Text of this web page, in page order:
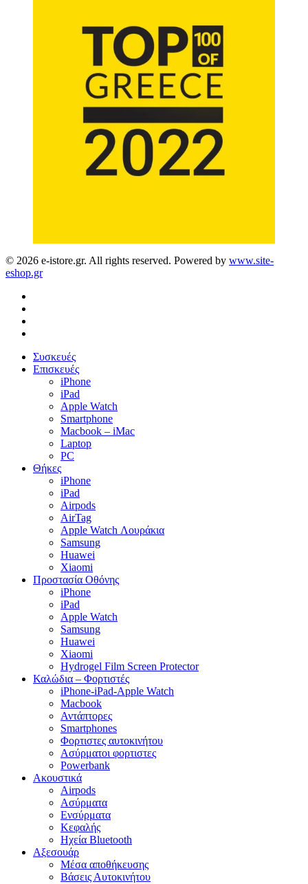
© 2026 e-istore.gr. All rights reserved. Powered by www.site-
eshop.gr
Close
Menu
Συσκευές
Επισκευές
iPhone
iPad
Apple Watch
Smartphone
Macbook – iMac
Laptop
PC
Θήκες
iPhone
iPad
Airpods
AirTag
Apple Watch Λουράκια
Samsung
Huawei
Xiaomi
Προστασία Οθόνης
iPhone
iPad
Apple Watch
Samsung
Huawei
Xiaomi
Hydrogel Film Screen Protector
Καλώδια – Φορτιστές
iPhone-iPad-Apple Watch
Macbook
Αντάπτορες
Smartphones
Φορτιστες αυτοκινήτου
Ασύρματοι φορτιστες
Powerbank
Ακουστικά
Airpods
Ασύρματα
Ενσύρματα
Κεφαλής
Ηχεία Bluetooth
Αξεσουάρ
Μέσα αποθήκευσης
Βάσεις Αυτοκινήτου